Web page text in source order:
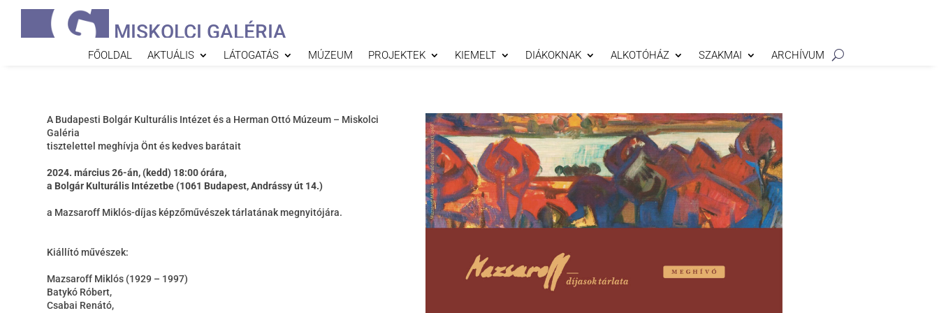
MISKOLCI GALÉRIA
FŐOLDAL AKTUÁLIS LÁTOGATÁS MÚZEUM PROJEKTEK KIEMELT DIÁKOKNAK ALKOTÓHÁZ SZAKMAI ARCHÍVUM
A Budapesti Bolgár Kulturális Intézet és a Herman Ottó Múzeum – Miskolci
Galéria
tisztelettel meghívja Önt és kedves barátait
2024. március 26-án, (kedd) 18:00 órára,
a Bolgár Kulturális Intézetbe (1061 Budapest, Andrássy út 14.)
a Mazsaroff Miklós-díjas képzőművészek tárlatának megnyitójára.
Kiállító művészek:
Mazsaroff Miklós (1929 – 1997)
Batykó Róbert,
Csabai Renátó,